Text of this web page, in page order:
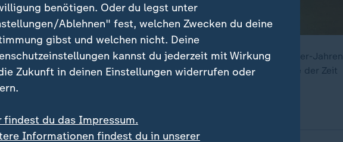
China und den USA ist so schlecht wie seit den späten 1970er-Jahren
gehen davon aus, dass ein Krieg um Taiwan nur noch eine Frage der Zeit
benötigen. Oder du legst unter
Ablehnen" fest, welchen Zwecken du deine
gibst und welchen nicht. Deine
kannst du jederzeit mit Wirkung
Zukunft in deinen Einstellungen widerrufen oder
findest du das Impressum.
Informationen findest du in unserer